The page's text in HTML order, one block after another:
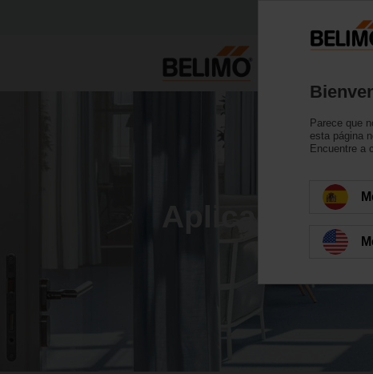
Aplicaciones
Parece que
esta página
Encuentre a